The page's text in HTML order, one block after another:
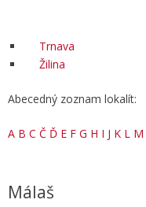
Trnava
Žilina
Abecedný zoznam lokalít:
A B C Č Ď E F G H I J K L M
Málaš